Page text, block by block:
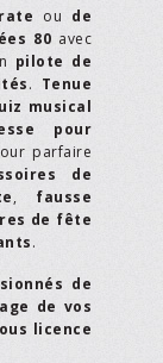
ou de
80 avec
pilote de
. Tenue
musical
pour
parfaire
de
, fausse
de fête
.
de
de vos
licence